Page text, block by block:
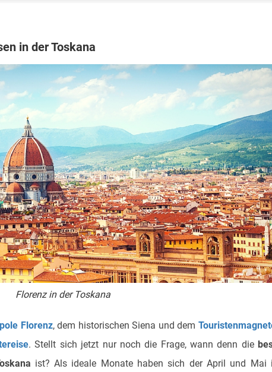
in der Toskana
Florenz in der Toskana
Florenz, dem historischen Siena und dem
. Stellt sich jetzt nur noch die Frage, wann denn die
ist? Als ideale Monate haben sich der April und Mai